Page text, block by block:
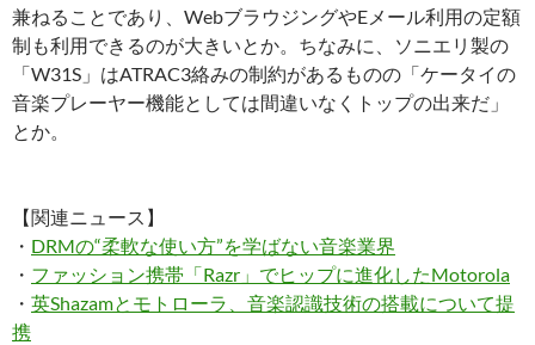
兼ねることであり、WebブラウジングやEメール利用の定額
制も利用できるのが大きいとか。ちなみに、ソニエリ製の
「W31S」はATRAC3絡みの制約があるものの「ケータイの
音楽プレーヤー機能としては間違いなくトップの出来だ」
とか。
【関連ニュース】
・ DRMの“柔軟な使い方”を学ばない音楽業界
・ ファッション携帯「Razr」でヒップに進化したMotorola
・ 英Shazamとモトローラ、音楽認識技術の搭載について提
携